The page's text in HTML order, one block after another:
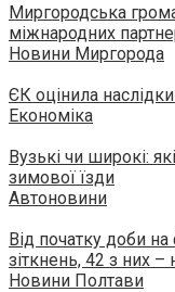
Миргородська
міжнародних
Новини Миргорода
ЄК оцінила
Економіка
Вузькі чи широкі:
зимової їзди
Автоновини
Від початку доби
зіткнень, 42 з них
Новини Полтави